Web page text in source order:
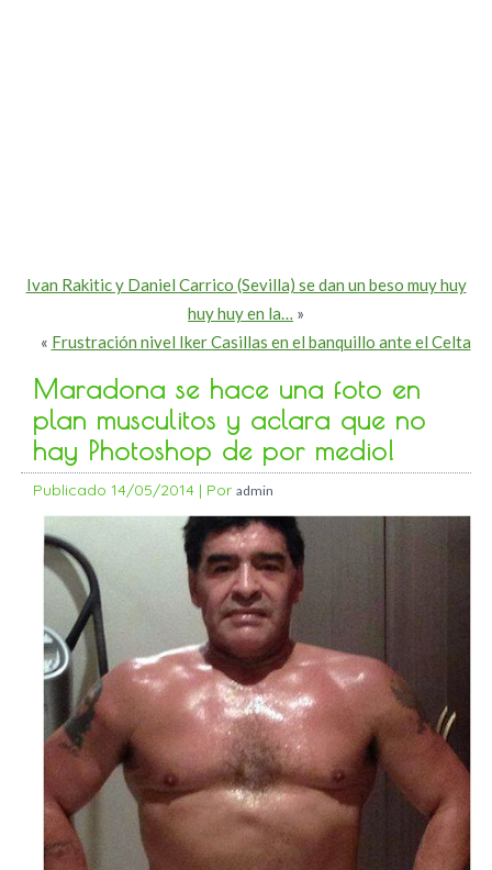
Ivan Rakitic y Daniel Carrico (Sevilla) se dan un beso muy huy
huy huy en la… »
« Frustración nivel Iker Casillas en el banquillo ante el Celta
Maradona se hace una foto en
plan musculitos y aclara que no
hay Photoshop de por medio!
Publicado 14/05/2014 | Por admin